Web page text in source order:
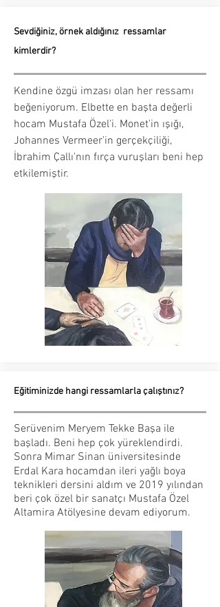
Sevdiğiniz, örnek aldığınız ressamlar
kimlerdir?
Kendine özgü imzası olan her ressamı
beğeniyorum. Elbette en başta değerli
hocam Mustafa Özel'i. Monet'in ışığı,
Johannes Vermeer'in gerçekçiliği,
İbrahim Çallı'nın fırça vuruşları beni hep
etkilemiştir.
Eğitiminizde hangi ressamlarla çalıştınız?
Serüvenim Meryem Tekke Başa ile
başladı. Beni hep çok yüreklendirdi.
Sonra Mimar Sinan üniversitesinde
Erdal Kara hocamdan ileri yağlı boya
teknikleri dersini aldım ve 2019 yılından
beri çok özel bir sanatçı Mustafa Özel
Altamira Atölyesine devam ediyorum.